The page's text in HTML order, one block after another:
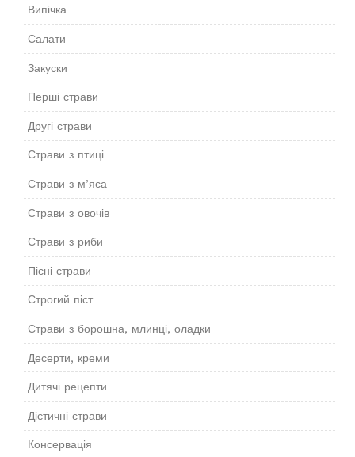
Випічка
Салати
Закуски
Перші страви
Другі страви
Страви з птиці
Страви з м’яса
Страви з овочів
Страви з риби
Пісні страви
Строгий піст
Страви з борошна, млинці, оладки
Десерти, креми
Дитячі рецепти
Дієтичні страви
Консервація